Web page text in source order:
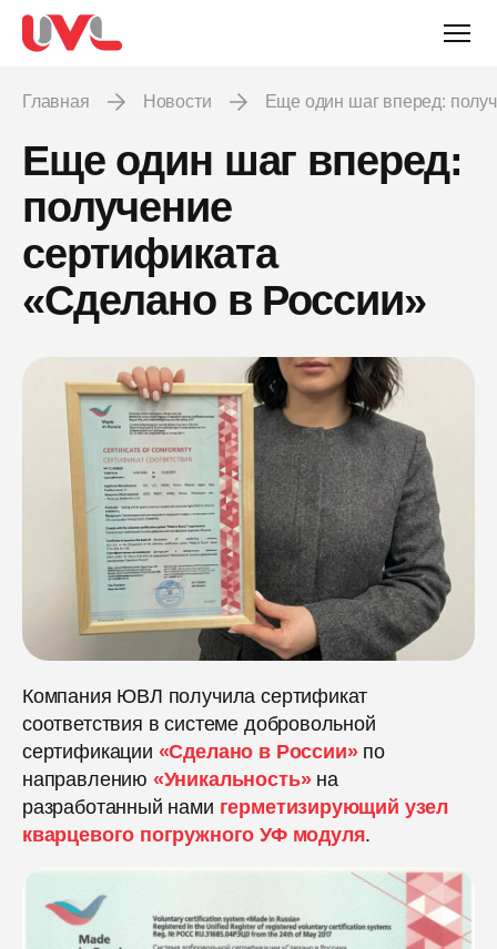
Главная Новости Еще один шаг вперед:
Еще один шаг вперед:
получение
сертификата
«Сделано в России»
Компания ЮВЛ получила сертификат
соответствия в системе добровольной
сертификации «Сделано в России»по
направлению «Уникальность»на
разработанный нами герметизирующий узел
кварцевого погружного УФ модуля.